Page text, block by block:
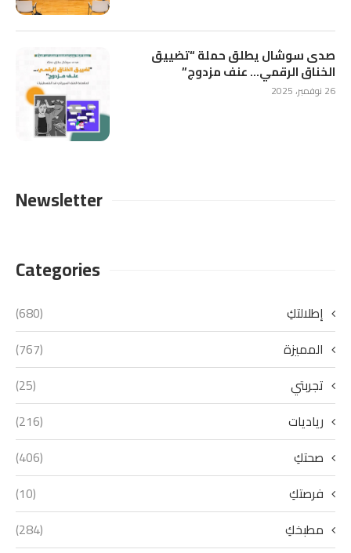
صدى سوشال يطلق حملة “تضييق
الخناق الرقمي… عنف مزدوج”
26 نوفمبر، 2025
Newsletter
Categories
إطلالتكِ
(680)
المميزة
(767)
تجربتي
(25)
رياديات
(216)
صحتكِ
(406)
فرصتكِ
(10)
مطبخكِ
(284)